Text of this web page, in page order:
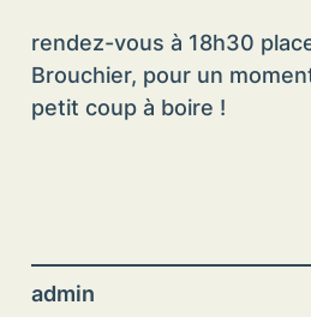
rendez-vous à 18h30
Brouchier, pour un
petit coup à boire !
admin